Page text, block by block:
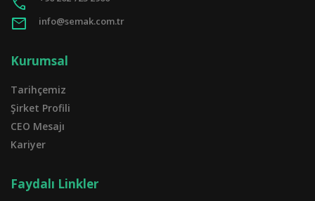
mail info@semak.com.tr
Kurumsal
Tarihçemiz
Şirket Profili
CEO Mesajı
Kariyer
Faydalı Linkler